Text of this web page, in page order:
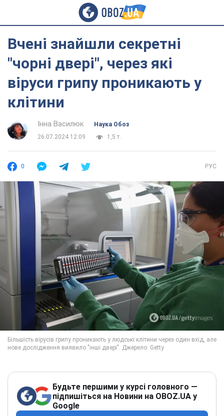
Вчені знайшли секретні
"чорні двері", через які
віруси грипу проникають у
клітини
Інна Василюк
Наука Обоз
26.07.2024 12:09
1,5 т.
0 РУС
Будьте першими у курсі головного —
підпишіться на Новини на OBOZ.UA у
Google